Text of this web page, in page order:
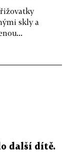
skly a
další dítě.